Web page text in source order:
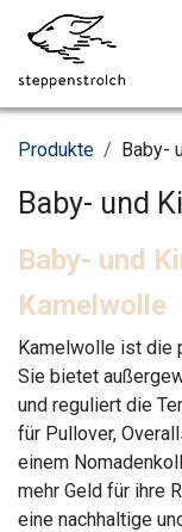
Zum Inhalt springen
Produkte Baby-
Baby- und
Baby- und
Kamelwolle
Kamelwolle ist die
Sie bietet
und reguliert die
für Pullover,
einem
mehr Geld für ihre
eine nachhaltige